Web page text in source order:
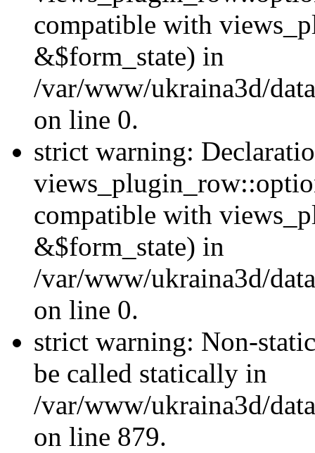
compatible with
&$form_state) in
/var/www/ukraina3d/
on line 0.
strict warning:
compatible with
&$form_state) in
/var/www/ukraina3d/
on line 0.
strict warning: Non-
be called statically in
/var/www/ukraina3d/
on line 879.